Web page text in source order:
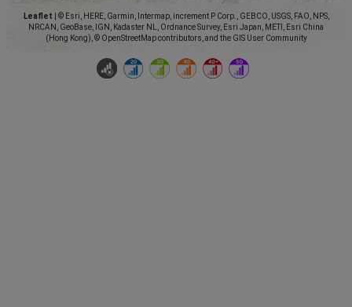
Leaflet
© Esri, HERE, Garmin, Intermap, increment P Corp., GEBCO, USGS, FAO, NPS,
NRCAN, GeoBase, IGN, Kadaster NL, Ordnance Survey, Esri Japan, METI, Esri China
(Hong Kong), © OpenStreetMap contributors, and the GIS User Community